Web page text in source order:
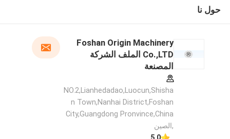
حول نا
Foshan Origin Machinery
Co.,LTD الملف الشركة
المصنعة
NO.2,Lianhedadao,Luocun,Shisha
n Town,Nanhai District,Foshan
City,Guangdong Pronvince,China
,الصين